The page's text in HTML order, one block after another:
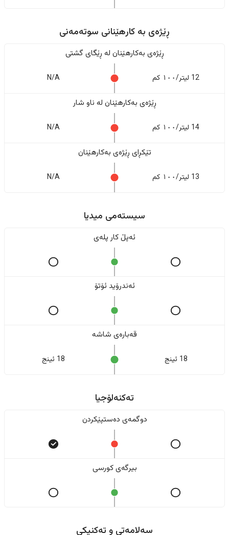
ڕێژەى به کارهێنانی سوتەمەنی
ڕێژەى بەکارهێنان له ڕێگای گشتی
12 لیتر/١٠٠ کم N/A
ڕێژەى بەکارهێنان له ناو شار
14 لیتر/١٠٠ کم N/A
تێکڕای ڕێژەى بەکارهێنان
13 لیتر/١٠٠ کم N/A
سیستەمی میدیا
ئەپڵ کار پلەی
ئەندرۆید ئۆتۆ
قەبارەی شاشە
18 ئینج 18 ئینج
تەکنەلۆجیا
دوگمەی دەستپێکردن
بیرگەی کورسی
سەلامەتی و تەکنیکی